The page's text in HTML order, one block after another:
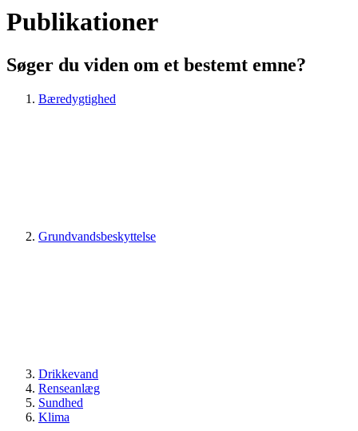
Publikationer
Søger du viden om et bestemt emne?
Bæredygtighed
Grundvandsbeskyttelse
Drikkevand
Renseanlæg
Sundhed
Klima